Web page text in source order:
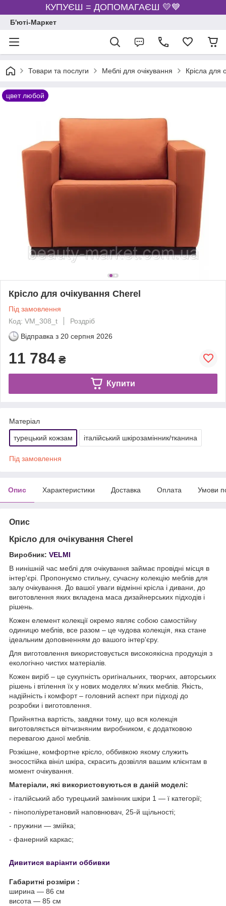
КУПУЄШ = ДОПОМАГАЄШ 💛💙
Б'юті-Маркет
Товари та послуги Меблі для очікування Крісла для
цвет любой
Крісло для очікування Cherel
Під замовлення
Код: VM_308_t
Роздріб
Відправка з 20 серпня 2026
11 784 ₴
Купити
Матеріал
турецький кожзам італійський шкірозамінник/тканина
Під замовлення
Опис Характеристики Доставка Оплата Умови
Опис
Крісло для очікування Cherel
Виробник: VELMI
В нинішній час меблі для очікування займає провідні місця в
інтер'єрі. Пропонуємо стильну, сучасну колекцію меблів для
залу очікування. До вашої уваги відмінні крісла і дивани, до
виготовлення яких вкладена маса дизайнерських підходів і
рішень.
Кожен елемент колекції окремо являє собою самостійну
одиницю меблів, все разом – це чудова колекція, яка стане
ідеальним доповненням до вашого інтер'єру.
Для виготовлення використовується високоякісна продукція з
екологічно чистих матеріалів.
Кожен виріб – це сукупність оригінальних, творчих, авторських
рішень і втілення їх у нових моделях м'яких меблів. Якість,
надійність і комфорт – головний аспект при підході до
розробки і виготовлення.
Прийнятна вартість, завдяки тому, що вся колекція
виготовляється вітчизняним виробником, є додатковою
перевагою даної меблів.
Розкішне, комфортне крісло, оббивкою якому служить
зносостійка вініл шкіра, скрасить дозвілля вашим клієнтам в
момент очікування.
Матеріали, які використовуються в даній моделі:
- італійський або турецький замінник шкіри 1 ― ї категорії;
- пінополіуретановий наповнювач, 25-й щільності;
- пружини ― змійка;
- фанерний каркас;
Дивитися варіанти оббивки
Габаритні розміри :
ширина ― 86 см
висота ― 85 см